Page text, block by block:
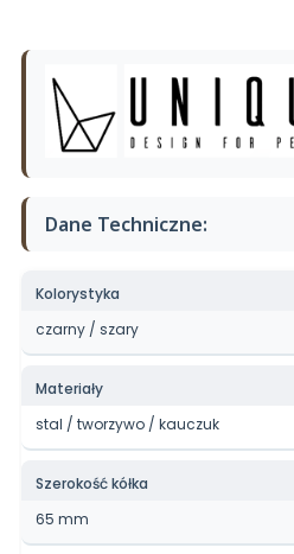
Dane Techniczne:
Kolorystyka
czarny / szary
Materiały
stal / tworzywo / kauczuk
Szerokość kółka
65 mm